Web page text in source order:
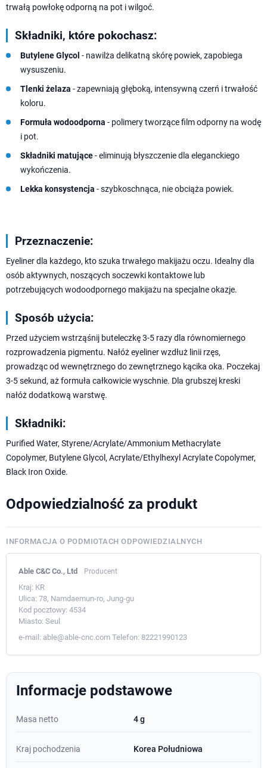
trwałą powłokę odporną na pot i wilgoć.
Składniki, które pokochasz:
Butylene Glycol - nawilża delikatną skórę powiek, zapobiega
wysuszeniu.
Tlenki żelaza - zapewniają głęboką, intensywną czerń i trwałość
koloru.
Formuła wodoodporna - polimery tworzące film odporny na wodę
i pot.
Składniki matujące- eliminują błyszczenie dla eleganckiego
wykończenia.
Lekka konsystencja - szybkoschnąca, nie obciąża powiek.
Przeznaczenie:
Eyeliner dla każdego, kto szuka trwałego makijażu oczu. Idealny dla
osób aktywnych, noszących soczewki kontaktowe lub
potrzebujących wodoodpornego makijażu na specjalne okazje.
Sposób użycia:
Przed użyciem wstrząśnij buteleczkę 3-5 razy dla równomiernego
rozprowadzenia pigmentu. Nałóż eyeliner wzdłuż linii rzęs,
prowadząc od wewnętrznego do zewnętrznego kącika oka. Poczekaj
3-5 sekund, aż formuła całkowicie wyschnie. Dla grubszej kreski
nałóż dodatkową warstwę.
Składniki:
Purified Water, Styrene/Acrylate/Ammonium Methacrylate
Copolymer, Butylene Glycol, Acrylate/Ethylhexyl Acrylate Copolymer,
Black Iron Oxide.
Odpowiedzialność za produkt
INFORMACJA O PODMIOTACH ODPOWIEDZIALNYCH
Able C&C Co., Ltd Producent
Kraj: KR
Ulica: 78, Namdaemun-ro, Jung-gu
Kod pocztowy: 4534
Miasto: Seul
e-mail: able@able-cnc.com Telefon: 82221990123
Informacje podstawowe
Masa netto 4 g
Kraj pochodzenia Korea Południowa